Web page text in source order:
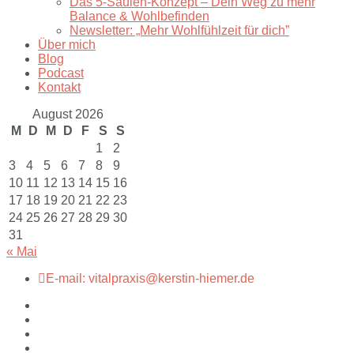
Balance & Wohlbefinden
Newsletter: „Mehr Wohlfühlzeit für dich”
Über mich
Blog
Podcast
Kontakt
August 2026
M
D M D F S
S
1
2
3
4 5 6 7 8
9
10 11 12 13 14 15 16
17 18 19 20 21 22 23
24 25 26 27 28 29 30
31
« Mai
E-mail: vitalpraxis@kerstin-hiemer.de